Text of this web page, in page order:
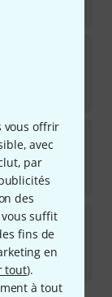
vous offrir
avec
par
des
suffit
fins de
en
tout).
à tout
B-Stock